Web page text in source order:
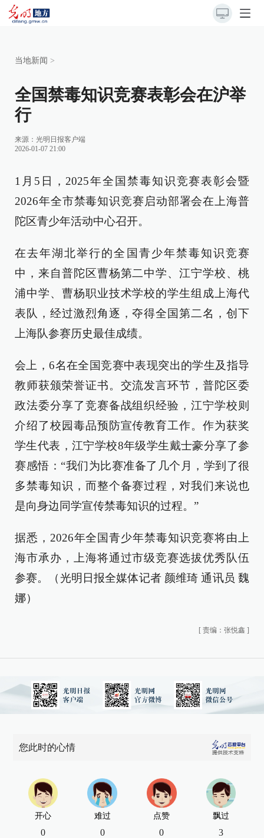
当地新闻 >
全国禁毒知识竞赛表彰会在沪举
行
来源： 光明日报客户端
2026-01-07 21:00
1月5日，2025年全国禁毒知识竞赛表彰会暨
2026年全市禁毒知识竞赛启动部署会在上海普
陀区青少年活动中心召开。
在去年湖北举行的全国青少年禁毒知识竞赛
中，来自普陀区曹杨第二中学、江宁学校、桃
浦中学、曹杨职业技术学校的学生组成上海代
表队，经过激烈角逐，夺得全国第二名，创下
上海队参赛历史最佳成绩。
会上，6名在全国竞赛中表现突出的学生及指导
教师获颁荣誉证书。交流发言环节，普陀区委
政法委分享了竞赛备战组织经验，江宁学校则
介绍了校园毒品预防宣传教育工作。作为获奖
学生代表，江宁学校8年级学生戴士豪分享了参
赛感悟：“我们为比赛准备了几个月，学到了很
多禁毒知识，而整个备赛过程，对我们来说也
是向身边同学宣传禁毒知识的过程。”
据悉，2026年全国青少年禁毒知识竞赛将由上
海市承办，上海将通过市级竞赛选拔优秀队伍
参赛。（光明日报全媒体记者 颜维琦 通讯员 魏
娜）
[ 责编：张悦鑫 ]
您此时的心情
开心
0
难过
0
点赞
0
飘过
3